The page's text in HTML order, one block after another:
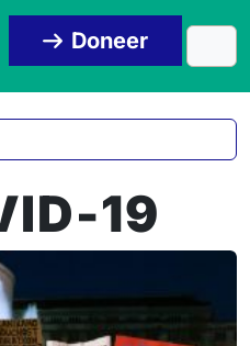
Doneer
19